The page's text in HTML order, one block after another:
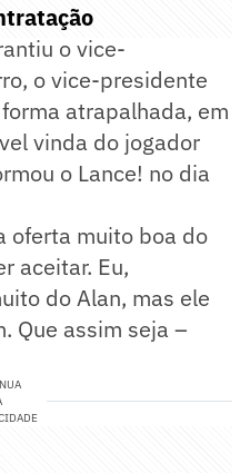
o vice-
o vice-presidente
atrapalhada, em
vinda do jogador
o Lance! no dia
oferta muito boa do
aceitar. Eu,
do Alan, mas ele
Que assim seja –